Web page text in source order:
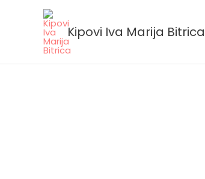
Kipovi Iva Marija Bitrica